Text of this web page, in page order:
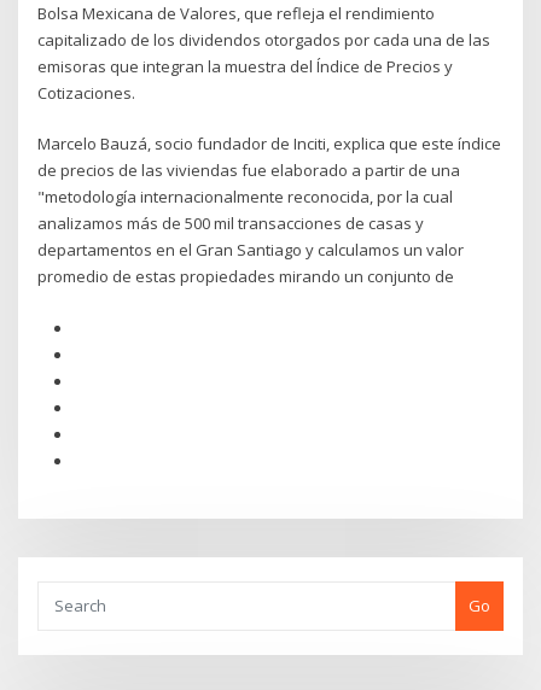
Bolsa Mexicana de Valores, que refleja el rendimiento
capitalizado de los dividendos otorgados por cada una de las
emisoras que integran la muestra del Índice de Precios y
Cotizaciones.
Marcelo Bauzá, socio fundador de Inciti, explica que este índice
de precios de las viviendas fue elaborado a partir de una
"metodología internacionalmente reconocida, por la cual
analizamos más de 500 mil transacciones de casas y
departamentos en el Gran Santiago y calculamos un valor
promedio de estas propiedades mirando un conjunto de
Go